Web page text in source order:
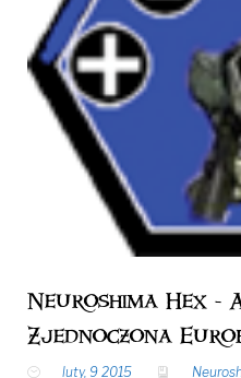
Neuroshima Hex -
Zjednoczona
luty, 9 2015